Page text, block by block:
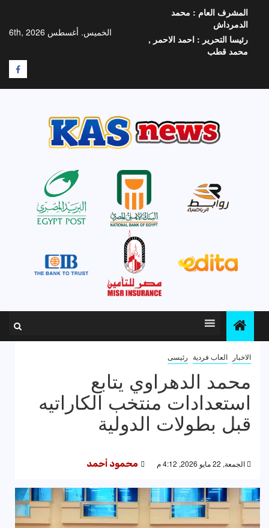
المحتوى
الخميس. أغسطس 6th, 2026
المشرف العام : محمد
الدمرداش
رئيسا التحرير : احمد الاحمر ,
محمد قطب
F
الاخبار العاب فردية رئيسى
محمد الدهراوي يتابع
استعدادات منتخب الكاراتيه
قبل بطولات الدولية
الجمعة, 22 مايو 2026, 4:12 م محمود أحمد